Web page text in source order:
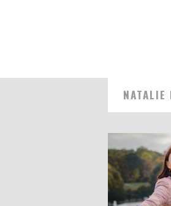
NATALIE